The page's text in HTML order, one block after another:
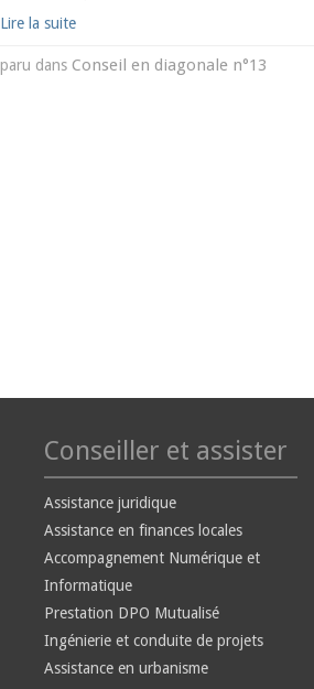
Lire la suite
paru dans Conseil en diagonale n°13
Conseiller et assister
Assistance juridique
Assistance en finances locales
Accompagnement Numérique et
Informatique
Prestation DPO Mutualisé
Ingénierie et conduite de projets
Assistance en urbanisme